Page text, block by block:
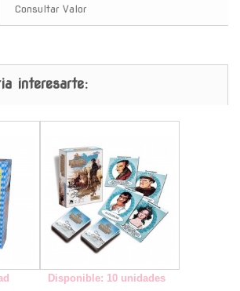
Consultar Valor
interesarte:
Disponible: 10 unidades